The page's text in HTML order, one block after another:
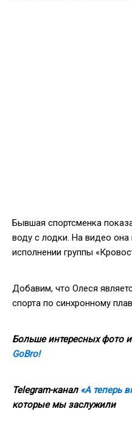
Бывшая спортсменка
воду с лодки. На видео она
исполнении группы
Добавим, что Олеся
спорта по синхронному
Больше интересных фото
GoBro!
Telegram-канал «А теперь
которые мы заслужили